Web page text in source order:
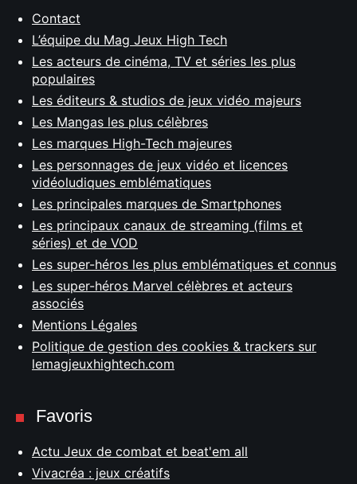
Contact
L’équipe du Mag Jeux High Tech
Les acteurs de cinéma, TV et séries les plus
populaires
Les éditeurs & studios de jeux vidéo majeurs
Les Mangas les plus célèbres
Les marques High-Tech majeures
Les personnages de jeux vidéo et licences
vidéoludiques emblématiques
Les principales marques de Smartphones
Les principaux canaux de streaming (films et
séries) et de VOD
Les super-héros les plus emblématiques et connus
Les super-héros Marvel célèbres et acteurs
associés
Mentions Légales
Politique de gestion des cookies & trackers sur
lemagjeuxhightech.com
Favoris
Actu Jeux de combat et beat'em all
Vivacréa : jeux créatifs